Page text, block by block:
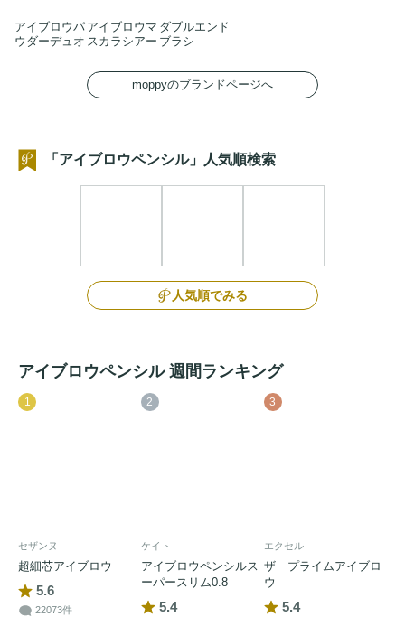
アイブロウパ
ウダーデュオ
アイブロウマ
スカラシアー
ダブルエンド
ブラシ
moppyのブランドページへ
「アイブロウペンシル」人気順検索
人気順でみる
アイブロウペンシル 週間ランキング
1
セザンヌ
超細芯アイブロウ
5.6
22073件
2
ケイト
アイブロウペンシルス
ーパースリム0.8
5.4
3
エクセル
ザ プライムアイブロ
ウ
5.4